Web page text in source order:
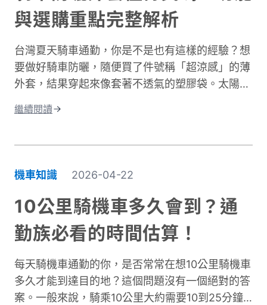
5 至 6°C 左右，溫降幅度接近一半。 更糟的是，
台灣冬季平均相對濕度經常高於75%。潮濕空氣傳
灌進衣服裡，身體必須消耗更多能量去加熱這些水
分子，騎車保暖變得格外困難。這就是為什麼一件
真正有效的防寒外套對機車族來說不只是選配，而
是冬季的必需品。接下來我們將深入分析如何挑選
與選購重點完整解析
台灣夏天騎車通勤，你是不是也有這樣的經驗？想
要做好騎車防曬，隨便買了件號稱「超涼感」的薄
外套，結果穿起來像套著不透氣的塑膠袋。太陽確
境，許多騎士都遇過。一件真正好的騎車防曬外套
帶你了解如何挑選適合的防曬外套，讓你在烈日下
騎車依然保持舒適，不再當冤大頭。
繼續閱讀
機車知識 2026-04-22
10公里騎機車多久會到？通
勤族必看的時間估算！
每天騎機車通勤的你，是否常常在想10公里騎機車
多久才能到達目的地？這個問題沒有一個絕對的答
案。一般來說，騎乘10公里大約需要10到25分鐘